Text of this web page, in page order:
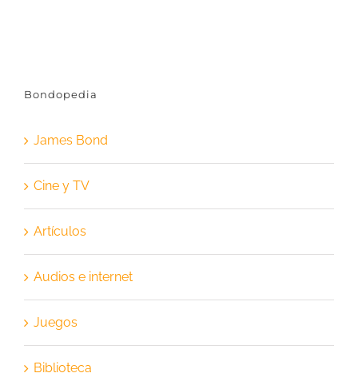
Bondopedia
James Bond
Cine y TV
Artículos
Audios e internet
Juegos
Biblioteca